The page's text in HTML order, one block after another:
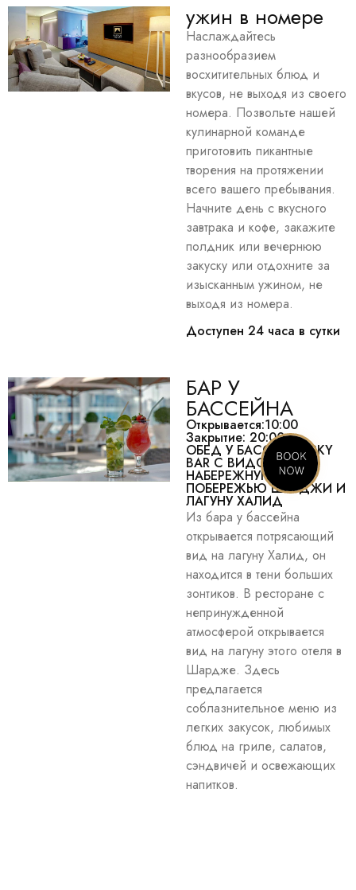
ужин в номере
Наслаждайтесь
разнообразием
восхитительных блюд и
вкусов, не выходя из своего
номера. Позвольте нашей
кулинарной команде
приготовить пикантные
творения на протяжении
всего вашего пребывания.
Начните день с вкусного
завтрака и кофе, закажите
полдник или вечернюю
закуску или отдохните за
изысканным ужином, не
выходя из номера.
Доступен 24 часа в сутки
БАР У
БАССЕЙНА
Открывается:10:00
Закрытие: 20:00.
ОБЕД У БАССЕЙНА SKY
BAR С ВИДОМ НА
НАБЕРЕЖНУЮ
ПОБЕРЕЖЬЮ ШАРДЖИ И
ЛАГУНУ ХАЛИД
Из бара у бассейна
открывается потрясающий
вид на лагуну Халид, он
находится в тени больших
зонтиков. В ресторане с
непринужденной
атмосферой открывается
вид на лагуну этого отеля в
Шардже. Здесь
предлагается
соблазнительное меню из
легких закусок, любимых
блюд на гриле, салатов,
сэндвичей и освежающих
напитков.